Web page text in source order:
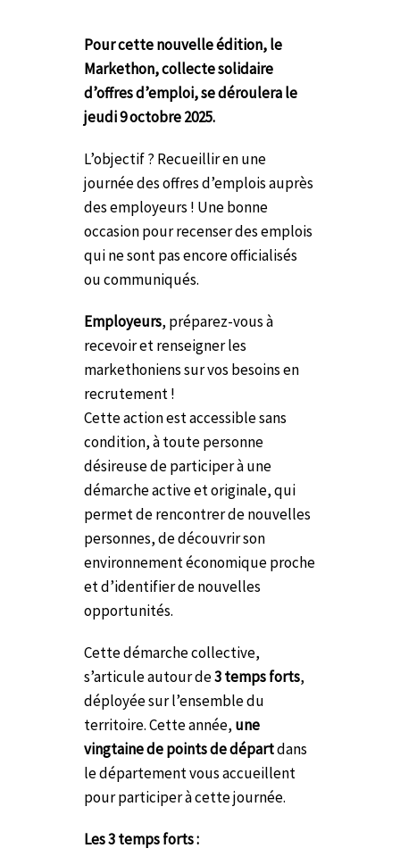
Pour cette nouvelle édition, le
Markethon, collecte solidaire
d’offres d’emploi, se déroulera le
jeudi 9 octobre 2025.
L’objectif ? Recueillir en une
journée des offres d’emplois auprès
des employeurs ! Une bonne
occasion pour recenser des emplois
qui ne sont pas encore officialisés
ou communiqués.
Employeurs, préparez-vous à
recevoir et renseigner les
markethoniens sur vos besoins en
recrutement !
Cette action est accessible sans
condition, à toute personne
désireuse de participer à une
démarche active et originale, qui
permet de rencontrer de nouvelles
personnes, de découvrir son
environnement économique proche
et d’identifier de nouvelles
opportunités.
Cette démarche collective,
s’articule autour de3 temps forts,
déployée sur l’ensemble du
territoire. Cette année, une
vingtaine de points de départdans
le département vous accueillent
pour participer à cette journée.
Les 3 temps forts :